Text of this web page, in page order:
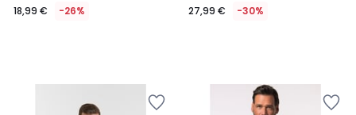
18,99 € -26% 27,99 € -30%